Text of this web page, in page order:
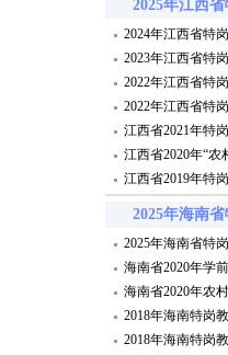
2025年江西
2024年江西省特
2023年江西省特
2022年江西省特
2022年江西省特
江西省2021年特
江西省2020年“农
江西省2019年特
2025年海南
2025年海南省特
海南省2020年学
海南省2020年农
2018年海南特岗
2018年海南特岗